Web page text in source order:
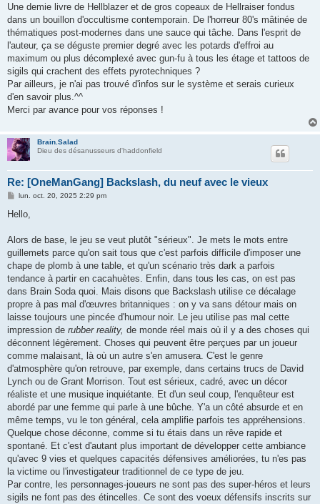
Une demie livre de Hellblazer et de gros copeaux de Hellraiser fondus
dans un bouillon d'occultisme contemporain. De l'horreur 80's mâtinée de
thématiques post-modernes dans une sauce qui tâche. Dans l'esprit de
l'auteur, ça se déguste premier degré avec les potards d'effroi au
maximum ou plus décomplexé avec gun-fu à tous les étage et tattoos de
sigils qui crachent des effets pyrotechniques ?
Par ailleurs, je n'ai pas trouvé d'infos sur le système et serais curieux
d'en savoir plus.^^
Merci par avance pour vos réponses !
Brain.Salad
Dieu des désanusseurs d'haddonfield
Re: [OneManGang] Backslash, du neuf avec le vieux
M
s
g
lun. oct. 20, 2025 2:29 pm
Hello,
Alors de base, le jeu se veut plutôt "sérieux". Je mets le mots entre
guillemets parce qu'on sait tous que c'est parfois difficile d'imposer une
chape de plomb à une table, et qu'un scénario très dark a parfois
tendance à partir en cacahuètes. Enfin, dans tous les cas, on est pas
dans Brain Soda quoi. Mais disons que Backslash utilise ce décalage
propre à pas mal d'œuvres britanniques : on y va sans détour mais on
laisse toujours une pincée d'humour noir. Le jeu utilise pas mal cette
impression de rubber reality, de monde réel mais où il y a des choses qui
déconnent légèrement. Choses qui peuvent être perçues par un joueur
comme malaisant, là où un autre s'en amusera. C'est le genre
d'atmosphère qu'on retrouve, par exemple, dans certains trucs de David
Lynch ou de Grant Morrison. Tout est sérieux, cadré, avec un décor
réaliste et une musique inquiétante. Et d'un seul coup, l'enquêteur est
abordé par une femme qui parle à une bûche. Y'a un côté absurde et en
même temps, vu le ton général, cela amplifie parfois tes appréhensions.
Quelque chose déconne, comme si tu étais dans un rêve rapide et
spontané. Et c'est d'autant plus important de développer cette ambiance
qu'avec 9 vies et quelques capacités défensives améliorées, tu n'es pas
la victime ou l'investigateur traditionnel de ce type de jeu.
Par contre, les personnages-joueurs ne sont pas des super-héros et leurs
sigils ne font pas des étincelles. Ce sont des voeux défensifs inscrits sur